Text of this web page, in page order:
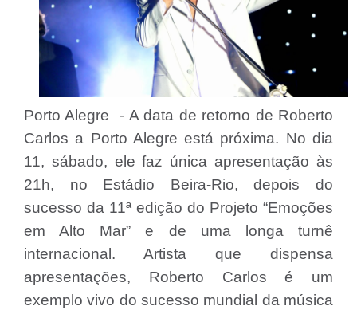
Porto Alegre - A data de retorno de Roberto
Carlos a Porto Alegre está próxima. No dia
11, sábado, ele faz única apresentação às
21h, no Estádio Beira-Rio, depois do
sucesso da 11ª edição do Projeto “Emoções
em Alto Mar” e de uma longa turnê
internacional. Artista que dispensa
apresentações, Roberto Carlos é um
exemplo vivo do sucesso mundial da música